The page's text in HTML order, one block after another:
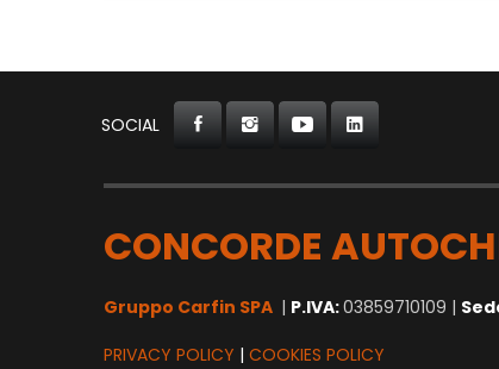
SOCIAL
CONCORDE
Gruppo Carfin SPA | P.IVA:03859710109 |
PRIVACY POLICY | COOKIES POLICY